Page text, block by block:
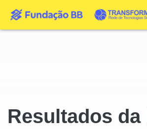
Resultados da